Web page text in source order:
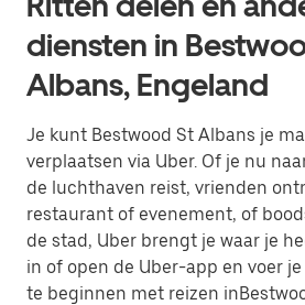
diensten in
Albans, Engeland
Je kunt Bestwood St Albans je
verplaatsen via Uber. Of je nu
de luchthaven reist, vrienden
restaurant of evenement, of
de stad, Uber brengt je waar je
in of open de Uber-app en voer
te beginnen met reizen